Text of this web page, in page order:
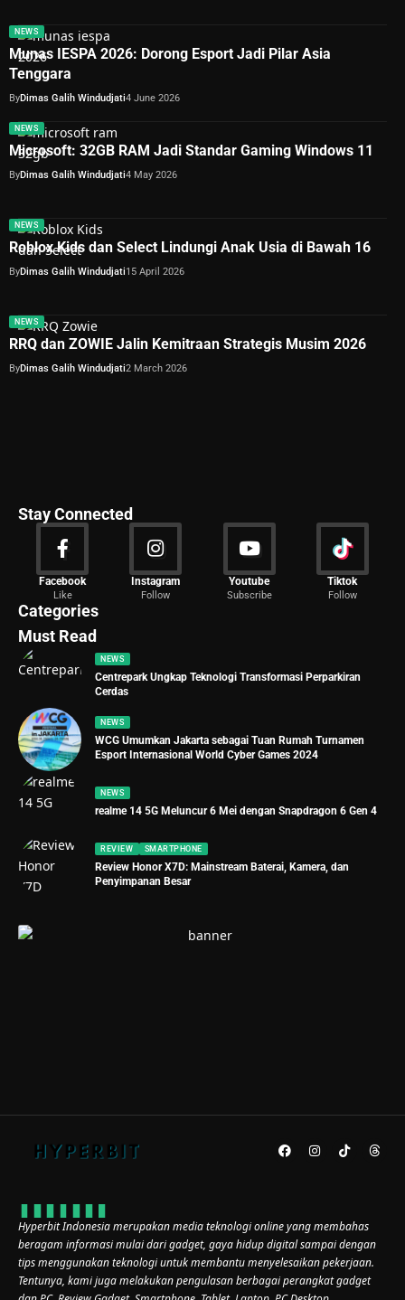
NEWS
Munas IESPA 2026: Dorong Esport Jadi Pilar Asia
Tenggara
ByDimas Galih Windudjati4 June 2026
NEWS
Microsoft: 32GB RAM Jadi Standar Gaming Windows 11
ByDimas Galih Windudjati4 May 2026
NEWS
Roblox Kids dan Select Lindungi Anak Usia di Bawah 16
ByDimas Galih Windudjati15 April 2026
NEWS
RRQ dan ZOWIE Jalin Kemitraan Strategis Musim 2026
ByDimas Galih Windudjati2 March 2026
Stay Connected
Facebook
Like
Instagram
Follow
Youtube
Subscribe
Tiktok
Follow
Categories
News
2029 Articles
Must Read
NEWS
Centrepark Ungkap Teknologi Transformasi Perparkiran
Cerdas
NEWS
WCG Umumkan Jakarta sebagai Tuan Rumah Turnamen
Esport Internasional World Cyber Games 2024
NEWS
realme 14 5G Meluncur 6 Mei dengan Snapdragon 6 Gen 4
REVIEW SMARTPHONE
Review Honor X7D: Mainstream Baterai, Kamera, dan
Penyimpanan Besar
Hyperbit Indonesia merupakan media teknologi online yang membahas
beragam informasi mulai dari gadget, gaya hidup digital sampai dengan
tips menggunakan teknologi untuk membantu menyelesaikan pekerjaan.
Tentunya, kami juga melakukan pengulasan berbagai perangkat gadget